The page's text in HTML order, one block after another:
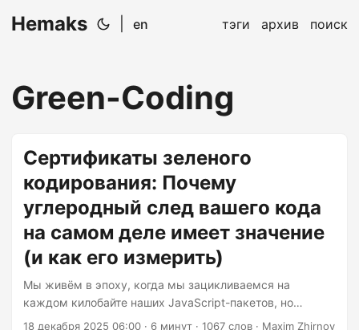
Hemaks en тэги архив поиск
Green-Coding
Сертификаты зеленого
кодирования: Почему
углеродный след вашего кода
на самом деле имеет значение
(и как его измерить)
Мы живём в эпоху, когда мы зацикливаемся на
каждом килобайте наших JavaScript-пакетов, но
почему-то никогда не задумываемся о килограммах
18 декабря 2025 06:00 · 6 минут · 1067 слов · Maxim Zhirnov